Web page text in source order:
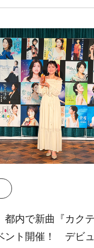
都内で新曲『カク
ント開催！ デビ